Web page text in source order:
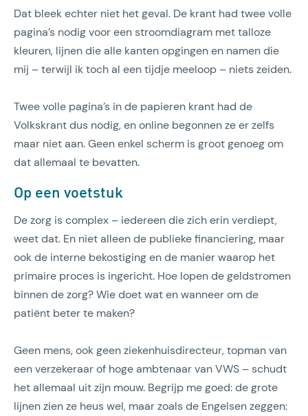
Dat bleek echter niet het geval. De krant had twee volle
pagina’s nodig voor een stroomdiagram met talloze
kleuren, lijnen die alle kanten opgingen en namen die
mij – terwijl ik toch al een tijdje meeloop – niets zeiden.
Twee volle pagina’s in de papieren krant had de
Volkskrant dus nodig, en online begonnen ze er zelfs
maar niet aan. Geen enkel scherm is groot genoeg om
dat allemaal te bevatten.
Op een voetstuk
De zorg is complex – iedereen die zich erin verdiept,
weet dat. En niet alleen de publieke financiering, maar
ook de interne bekostiging en de manier waarop het
primaire proces is ingericht. Hoe lopen de geldstromen
binnen de zorg? Wie doet wat en wanneer om de
patiënt beter te maken?
Geen mens, ook geen ziekenhuisdirecteur, topman van
een verzekeraar of hoge ambtenaar van VWS – schudt
het allemaal uit zijn mouw. Begrijp me goed: de grote
lijnen zien ze heus wel, maar zoals de Engelsen zeggen: